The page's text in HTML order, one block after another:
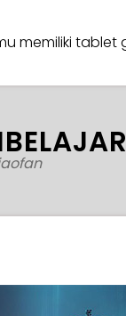
memiliki tablet